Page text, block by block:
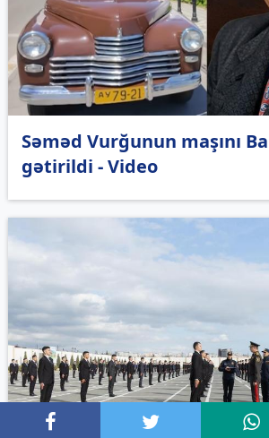
Səməd Vurğunun maşını
gətirildi - Video